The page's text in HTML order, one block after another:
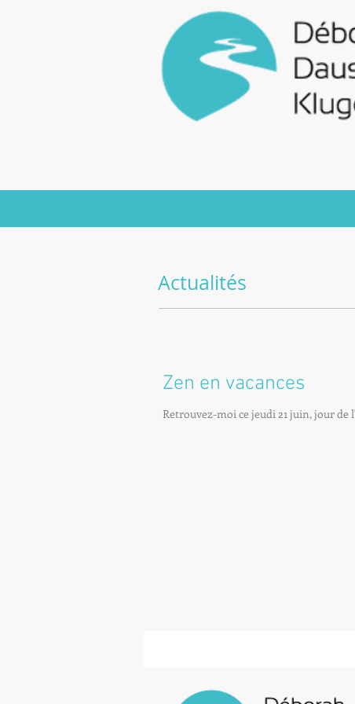
Actualités
Zen en vacances
Retrouvez-moi ce jeudi 21 juin, jour de